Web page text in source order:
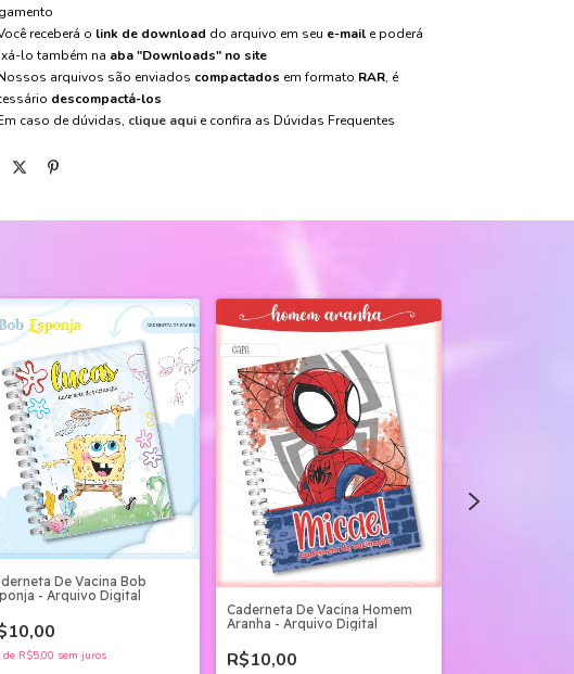
receberá o link de download do arquivo em seu e-mail e poderá
lo também na aba "Downloads" no site
arquivos são enviados compactados em formato RAR, é
descompactá-los
caso de dúvidas, clique aqui e confira as Dúvidas Frequentes
De Vacina Bob
- Arquivo Digital
de R$5,00 sem juros
Caderneta De Vacina Homem
Aranha - Arquivo Digital
R$10,00